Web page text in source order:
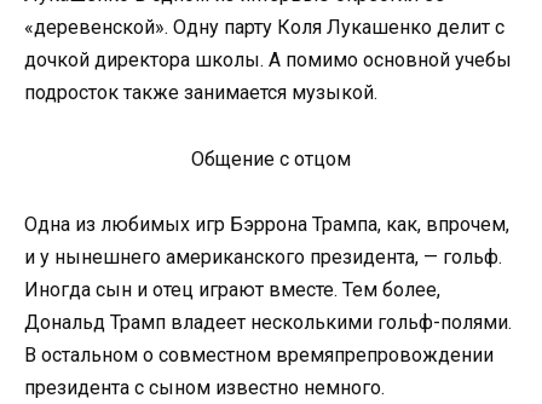
«деревенской». Одну парту Коля Лукашенко делит с
дочкой директора школы. А помимо основной учебы
подросток также занимается музыкой.
Общение с отцом
Одна из любимых игр Бэррона Трампа, как, впрочем,
и у нынешнего американского президента, — гольф.
Иногда сын и отец играют вместе. Тем более,
Дональд Трамп владеет несколькими гольф-полями.
В остальном о совместном времяпрепровождении
президента с сыном известно немного.